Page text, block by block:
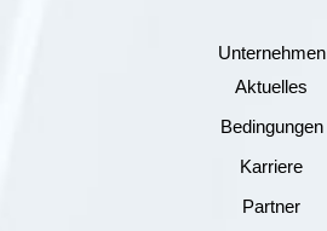
Unternehmen
Aktuelles
Bedingungen
Karriere
Partner